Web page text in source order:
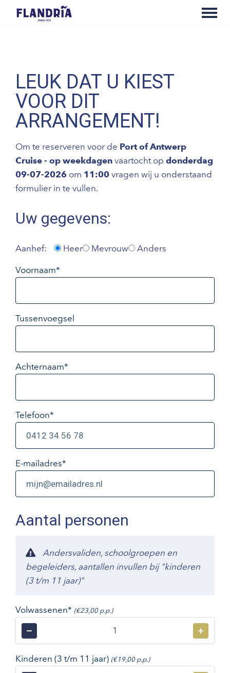
LEUK DAT U KIEST
VOOR DIT
ARRANGEMENT!
Om te reserveren voor de Port of Antwerp
Cruise - op weekdagen vaartocht op donderdag
09-07-2026 om 11:00 vragen wij u onderstaand
formulier in te vullen.
Uw gegevens:
Aanhef: Heer Mevrouw Anders
Voornaam*
Tussenvoegsel
Achternaam*
Telefoon*
E-mailadres*
Aantal personen
Andersvaliden, schoolgroepen en
begeleiders, aantallen invullen bij "kinderen
(3 t/m 11 jaar)"
Volwassenen* (€23,00 p.p.)
− +
Kinderen (3 t/m 11 jaar) (€19,00 p.p.)